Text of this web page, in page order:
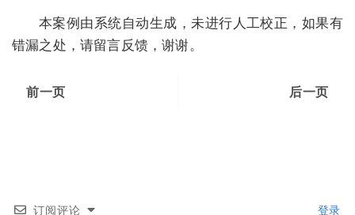
本案例由系统自动生成，未进行人工校正，如果有
错漏之处，请留言反馈，谢谢。
前一页 后一页
订阅评论 登录